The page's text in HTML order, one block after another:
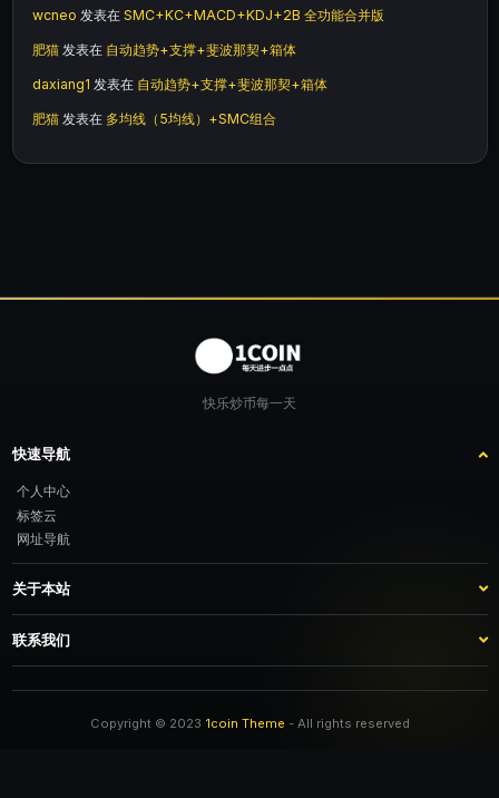
wcneo 发表在 SMC+KC+MACD+KDJ+2B 全功能合并版
肥猫 发表在 自动趋势+支撑+斐波那契+箱体
daxiang1 发表在 自动趋势+支撑+斐波那契+箱体
肥猫 发表在 多均线（5均线）+SMC组合
快乐炒币每一天
快速导航
个人中心
标签云
网址导航
关于本站
站点介绍
客服咨询
推广计划
联系我们
TG：@feimao2024 QQ：3261605442 微信：moto001com 新浪微博：不
Copyright © 2023 1coin Theme - All rights reserved